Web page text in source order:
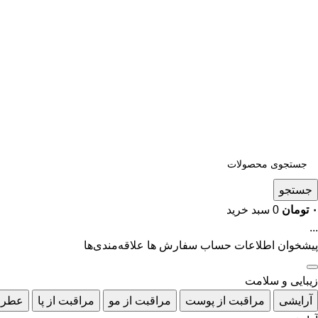
جستجو
۰ تومان 0 سبد خرید
...
پیشخوان اطلاعات حساب سفارش ها علاقه‌مندی‌ها
زیبایی و سلامت
آرایشی
مراقبت از پوست مراقبت از مو مراقبت از پا
عطر